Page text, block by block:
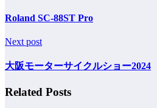
Roland SC-88ST Pro
Next post
大阪モーターサイクルショー2024
Related Posts